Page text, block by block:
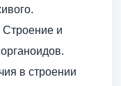
Строение и
в строении